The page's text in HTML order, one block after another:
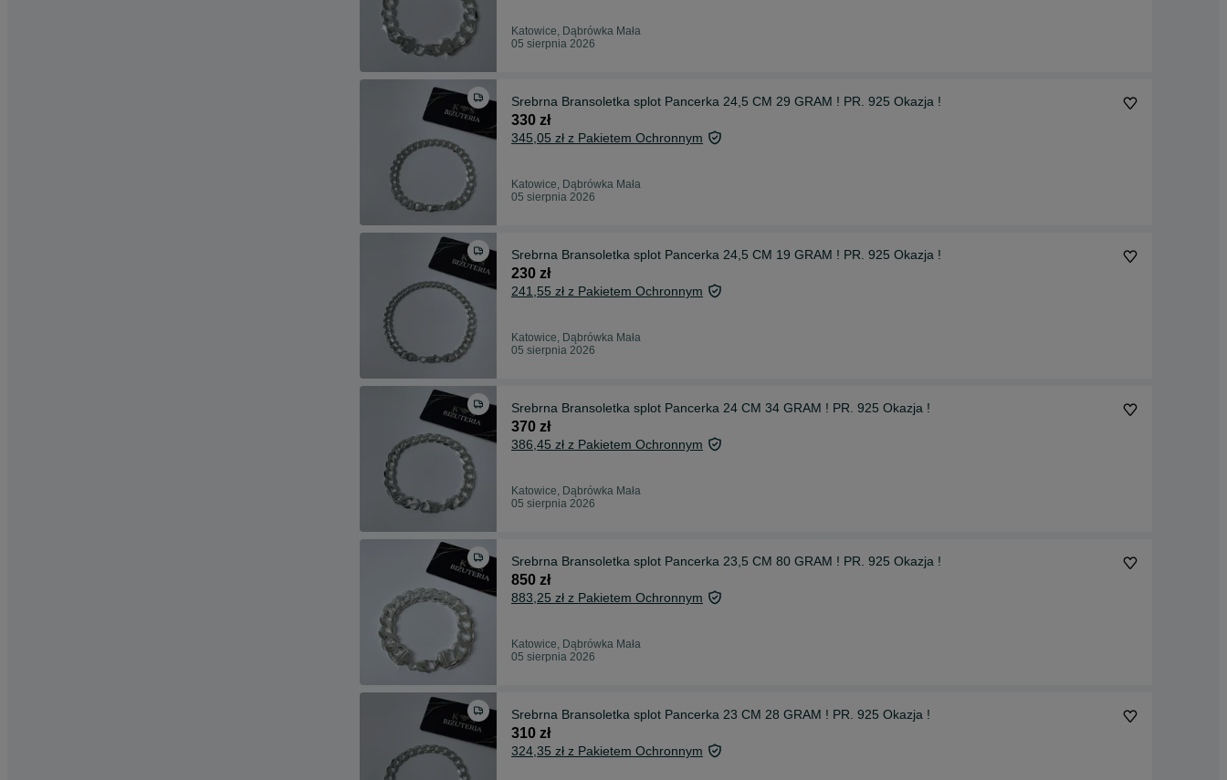
Katowice, Dąbrówka Mała
05 sierpnia 2026
Srebrna Bransoletka splot Pancerka 24,5 CM 29 GRAM ! PR. 925 Okazja !
330 zł
345,05 zł z Pakietem Ochronnym
Katowice, Dąbrówka Mała
05 sierpnia 2026
Srebrna Bransoletka splot Pancerka 24,5 CM 19 GRAM ! PR. 925 Okazja !
230 zł
241,55 zł z Pakietem Ochronnym
Katowice, Dąbrówka Mała
05 sierpnia 2026
Srebrna Bransoletka splot Pancerka 24 CM 34 GRAM ! PR. 925 Okazja !
370 zł
386,45 zł z Pakietem Ochronnym
Katowice, Dąbrówka Mała
05 sierpnia 2026
Srebrna Bransoletka splot Pancerka 23,5 CM 80 GRAM ! PR. 925 Okazja !
850 zł
883,25 zł z Pakietem Ochronnym
Katowice, Dąbrówka Mała
05 sierpnia 2026
Srebrna Bransoletka splot Pancerka 23 CM 28 GRAM ! PR. 925 Okazja !
310 zł
324,35 zł z Pakietem Ochronnym